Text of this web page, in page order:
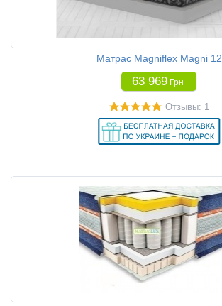
Матрас Magniflex Magni 12
63 969 Грн
Отзывы: 1